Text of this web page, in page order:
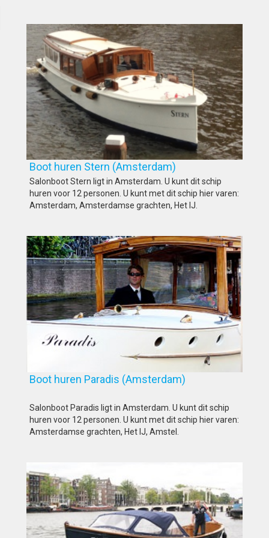
Boot huren Stern (Amsterdam)
Salonboot Stern ligt in Amsterdam. U kunt dit schip
huren voor 12 personen. U kunt met dit schip hier varen:
Amsterdam, Amsterdamse grachten, Het IJ.
Boot huren Paradis (Amsterdam)
Salonboot Paradis ligt in Amsterdam. U kunt dit schip
huren voor 12 personen. U kunt met dit schip hier varen:
Amsterdamse grachten, Het IJ, Amstel.